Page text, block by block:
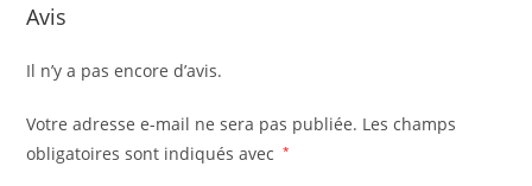
Avis
Il n’y a pas encore d’avis.
Votre adresse e-mail ne sera pas publiée. Les champs
obligatoires sont indiqués avec
*